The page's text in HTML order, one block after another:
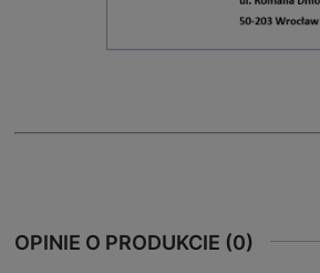
OPINIE O PRODUKCIE (0)